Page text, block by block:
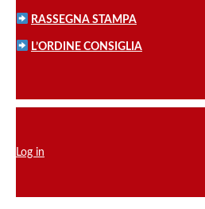
RASSEGNA STAMPA
L’ORDINE CONSIGLIA
Log in